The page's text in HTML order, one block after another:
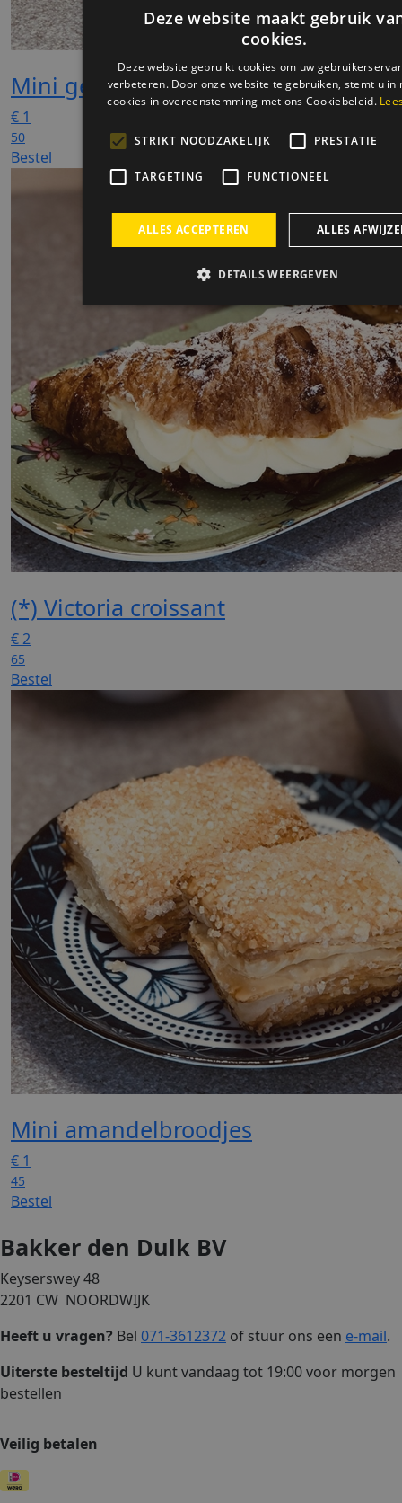
Mini gevulde koeken
€ 1
50
Bestel
(*) Victoria croissant
€2
65
Bestel
Mini amandelbroodjes
€ 1
45
Bestel
Bakker den Dulk BV
Keyserswey 48
2201 CW NOORDWIJK
Heeft u vragen? Bel 071-3612372 of stuur ons een e-mail.
Uiterste besteltijd U kunt vandaag tot 19:00 voor morgen
bestellen
Veilig betalen